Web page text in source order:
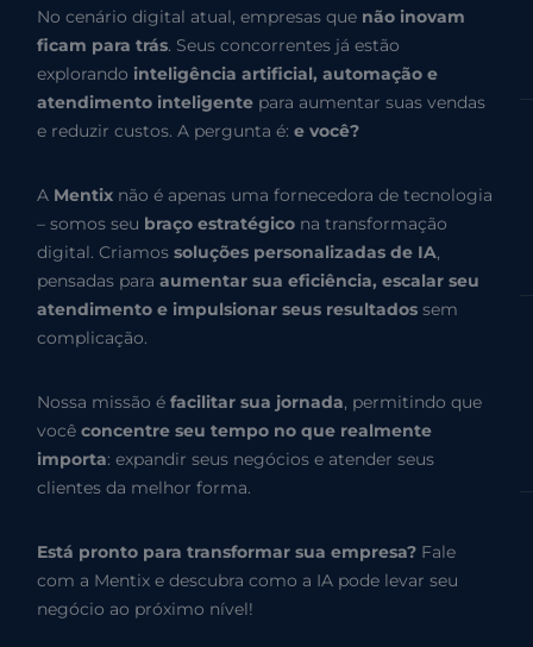
No cenário digital atual, empresas que não inovam
ficam para trás. Seus concorrentes já estão
explorando inteligência artificial, automação e
atendimento inteligente para aumentar suas vendas
e reduzir custos. A pergunta é:e você?
A Mentix não é apenas uma fornecedora de tecnologia
– somos seu braço estratégico na transformação
digital. Criamossoluções personalizadas de IA,
pensadas paraaumentar sua eficiência, escalar seu
atendimento e impulsionar seus resultados sem
complicação.
Nossa missão éfacilitar sua jornada, permitindo que
vocêconcentre seu tempo no que realmente
importa: expandir seus negócios e atender seus
clientes da melhor forma.
Está pronto para transformar sua empresa? Fale
com a Mentix e descubra como a IA pode levar seu
negócio ao próximo nível!